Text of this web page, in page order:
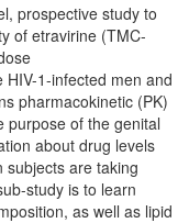
prospective study to
of etravirine (TMC-
1-infected men and
pharmacokinetic (PK)
purpose of the genital
about drug levels
subjects are taking
study is to learn
as well as lipid